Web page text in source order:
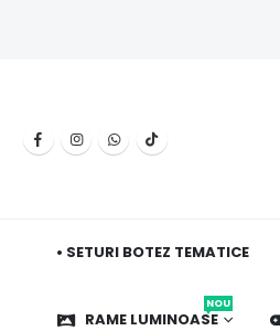
• SETURI BOTEZ TEMATICE
RAME LUMINOASE
NOU